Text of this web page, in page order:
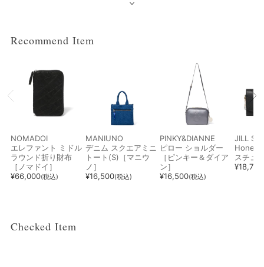
Recommend Item
NOMADOI
エレファント ミドル
ラウンド折り財布
［ノマドイ］
¥66,000(税込)
MANIUNO
デニム スクエアミニ
トート(S)［マニウ
ノ］
¥16,500(税込)
PINKY&DIANNE
ピロー ショルダー
［ピンキー＆ダイア
ン］
¥16,500(税込)
JILL
Honey
スチュ
¥18,700
Checked Item